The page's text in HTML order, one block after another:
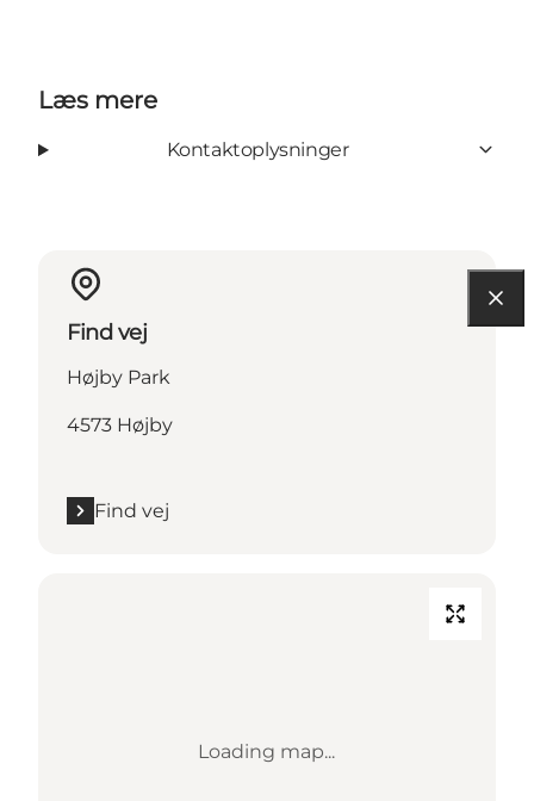
Læs mere
Kontaktoplysninger
Find vej
Højby Park
4573 Højby
Find vej
Loading map...